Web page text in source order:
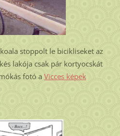
stoppolt le bicikliseket az
lakója csak pár kortyocskát
fotó a Vicces képek